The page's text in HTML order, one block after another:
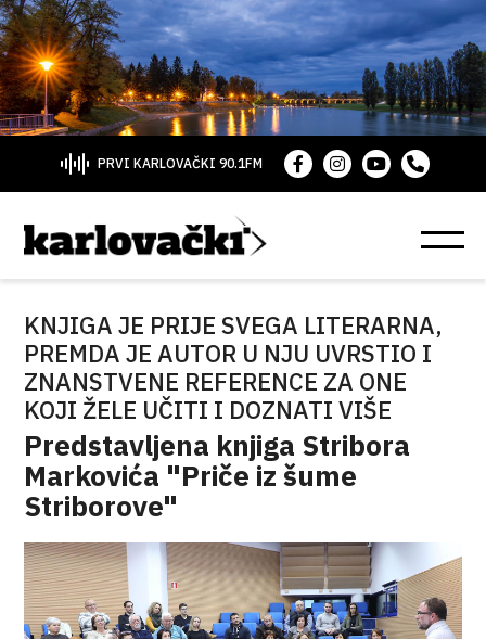
PRVI KARLOVAČKI 90.1FM
KNJIGA JE PRIJE SVEGA LITERARNA,
PREMDA JE AUTOR U NJU UVRSTIO I
ZNANSTVENE REFERENCE ZA ONE
KOJI ŽELE UČITI I DOZNATI VIŠE
Predstavljena knjiga Stribora
Markovića "Priče iz šume
Striborove"